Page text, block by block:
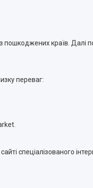
країв. Далі
переваг:
спеціалізованого